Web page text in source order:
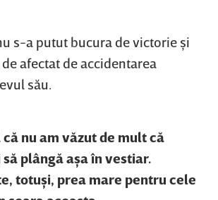
s-a putut bucura de victorie şi
afectat de accidentarea
său.
nu am văzut de mult că
plângă aşa în vestiar.
totuşi, prea mare pentru cele